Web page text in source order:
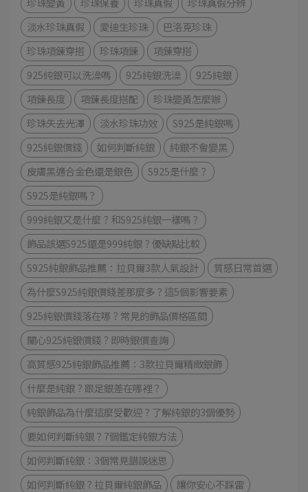
珍珠變黃 珍珠保養 珍珠真假 珍珠真假分辨
淡水珍珠真假 愛迪生珍珠 巴洛克珍珠
珍珠項鍊穿搭 珍珠項鍊 項鍊穿搭
925純銀可以洗澡嗎 925純銀洗澡 925純銀
項鍊長度 項鍊長度搭配 珍珠變黃怎麼辦
珍珠失去光澤 淡水珍珠功效 S925是純銀嗎
925純銀價錢 如何判斷純銀 純銀不會變黑
皮膚黑適合金色還是銀色 S925是什麼？
S925是純銀嗎？
999純銀又是什麼？和S925純銀一樣嗎？
飾品該選S925還是999純銀？優缺點比較
S925純銀飾品推薦：拉貝爾3款人氣設計 質感日常首選
為什麼S925純銀價錢差那麼多？這5個影響要素
925純銀價錢落在哪？常見的飾品價格區間
關心925純銀價錢？即時銀價查詢
高質感925純銀飾品推薦：3款拉貝爾精緻銀飾
什麼是純銀？跟足銀差在哪裡？
純銀飾品為什麼這麼受歡迎？了解純銀的3個優勢
要如何判斷純銀？7個鑑定純銀方法
如何判斷純銀：3個常見錯誤迷思
如何判斷純銀？拉貝爾純銀飾品 讓你安心不踩雷